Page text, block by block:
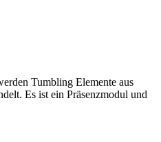
Tumbling Elemente aus
Es ist ein Präsenzmodul und